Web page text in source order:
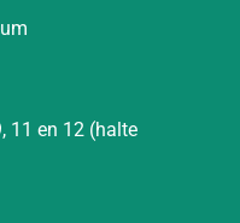
11 en 12 (halte